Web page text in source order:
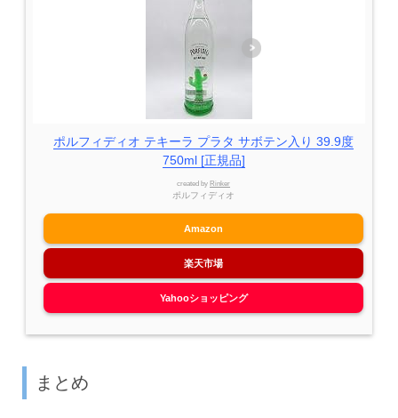
ポルフィディオ テキーラ プラタ サボテン入り 39.9度
750ml [正規品]
created by Rinker
ポルフィディオ
Amazon
楽天市場
Yahooショッピング
まとめ